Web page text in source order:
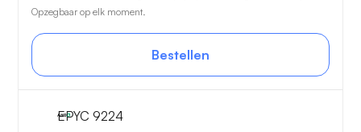
Opzegbaar op elk moment.
Bestellen
EPYC 9224